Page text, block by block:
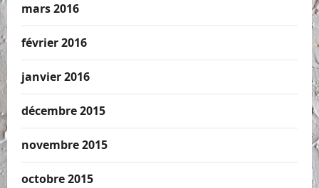
mars 2016
février 2016
janvier 2016
décembre 2015
novembre 2015
octobre 2015